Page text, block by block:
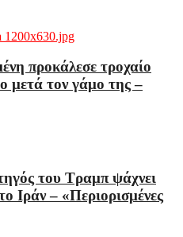
προκάλεσε τροχαίο
μετά τον γάμο της –
του Τραμπ ψάχνει
Ιράν – «Περιορισμένες